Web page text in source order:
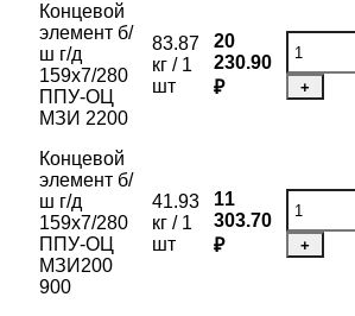
Концевой
элемент б/
ш г/д
159х7/280
ППУ-ОЦ
МЗИ 2200
83.87
кг / 1
шт
20
230.90
₽
+
Концевой
элемент б/
ш г/д
159х7/280
ППУ-ОЦ
МЗИ200
900
41.93
кг / 1
шт
11
303.70
₽
+